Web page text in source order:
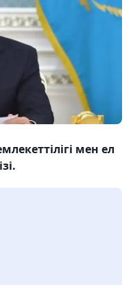
мен ел